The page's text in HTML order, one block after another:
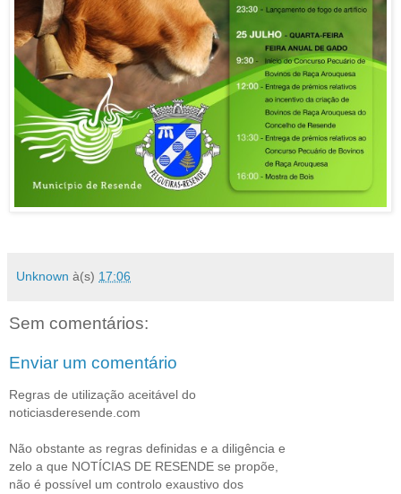
Unknown à(s) 17:06
Sem comentários:
Enviar um comentário
Regras de utilização aceitável do
noticiasderesende.com
Não obstante as regras definidas e a diligência e
zelo a que NOTÍCIAS DE RESENDE se propõe,
não é possível um controlo exaustivo dos